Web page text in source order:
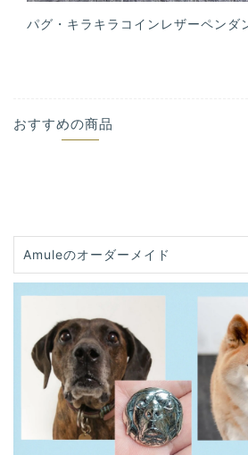
パグ・キラキラコインレザーペンダ
おすすめの商品
Amuleのオーダーメイド